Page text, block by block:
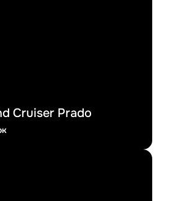
Cruiser Prado